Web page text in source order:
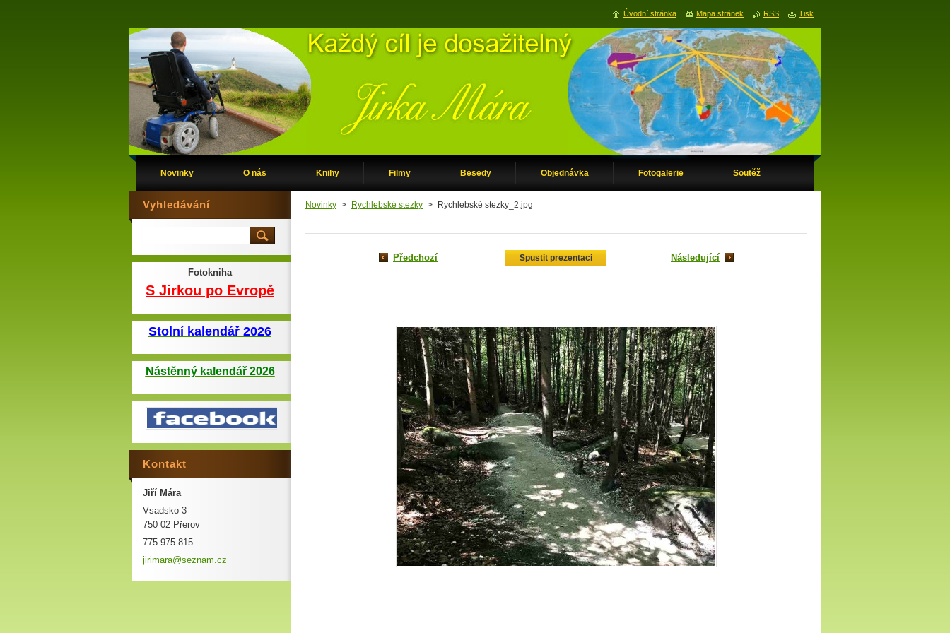
Novinky O nás Knihy Filmy Besedy Objednávka Fotogalerie Soutěž
Novinky > Rychlebské stezky > Rychlebské stezky_2.jpg
Předchozí Spustit prezentaci Následující
Vyhledávání
Fotokniha
S Jirkou po Evropě
Stolní kalendář 2026
Nástěnný kalendář 2026
Kontakt
Jiří Mára
Vsadsko 3
750 02 Přerov
775 975 815
jirimara@seznam.cz
Úvodní stránka Mapa stránek RSS Tisk